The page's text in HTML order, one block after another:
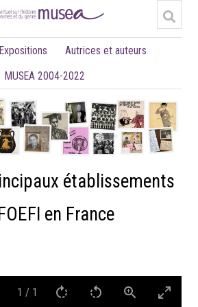
Expositions
Autrices et auteurs
MUSEA 2004-2022
établissements
en France
1 / 1